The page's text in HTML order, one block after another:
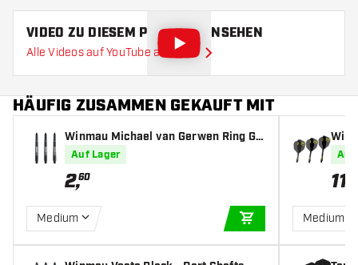
VIDEO ZU DIESEM PRODUKT ANSEHEN
Alle Videos auf YouTube ansehen
HÄUFIG ZUSAMMEN GEKAUFT MIT
Winmau Michael van Gerwen Ring Gri
p MvG Design Black - Dart Shafts
Auf Lager
2,60
Medium
IN DEN
Auf
11
Medium